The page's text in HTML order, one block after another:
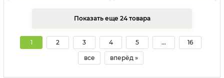
Показать еще 24 товара
1 2 3 4 5 ... 16
все вперёд »